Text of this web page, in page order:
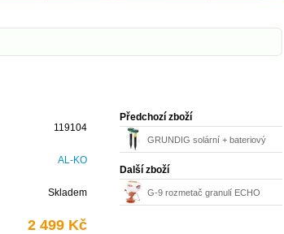
119104
AL-KO
Skladem
2 499 Kč
Předchozí zboží
GRUNDIG solární + bateriový
odpuzovač (plašič) krtků 2 ks
Další zboží
G-9 rozmetač granulí ECHO